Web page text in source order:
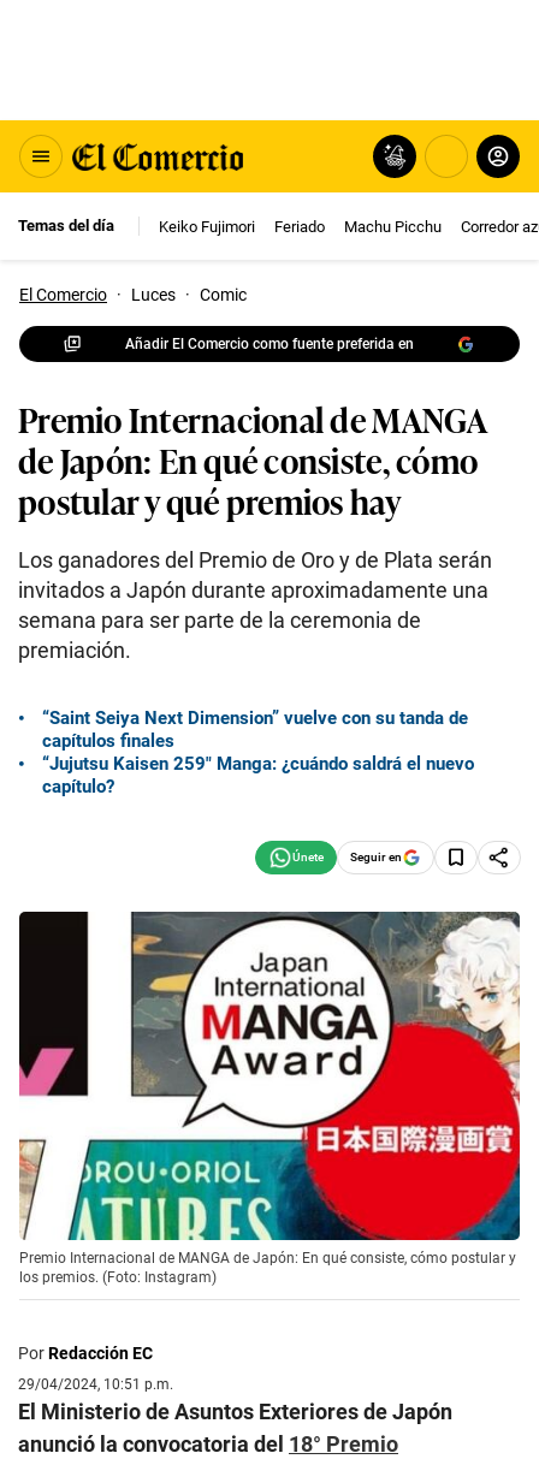
Temas del día Keiko Fujimori Feriado Machu Picchu Corredor
El Comercio · Luces · Comic
Añadir El Comercio como fuente preferida en
Premio Internacional de MANGA
de Japón: En qué consiste, cómo
postular y qué premios hay
Los ganadores del Premio de Oro y de Plata serán
invitados a Japón durante aproximadamente una
semana para ser parte de la ceremonia de
premiación.
“Saint Seiya Next Dimension” vuelve con su tanda de
capítulos finales
“Jujutsu Kaisen 259″ Manga: ¿cuándo saldrá el nuevo
capítulo?
Seguir en
Premio Internacional de MANGA de Japón: En qué consiste, cómo postular y
los premios. (Foto: Instagram)
PorRedacción EC
29/04/2024, 10:51 p.m.
El Ministerio de Asuntos Exteriores de Japón
anunció la convocatoria del 18° Premio